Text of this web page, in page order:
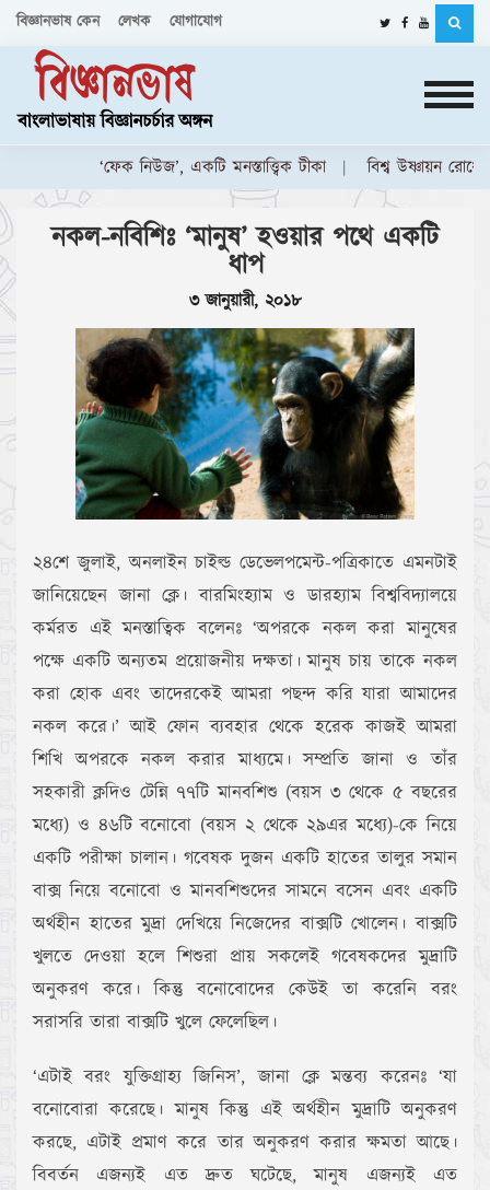
বিজ্ঞানভাষ কেন লেখক যোগাযোগ
‘ফেক নিউজ’, একটি মনস্তাত্ত্বিক টীকা বিশ্ব উষ্ণায়ন রোধে,
নকল-নবিশিঃ ‘মানুষ’ হওয়ার পথে একটি
ধাপ
৩ জানুয়ারী, ২০১৮
২৪শে জুলাই, অনলাইন চাইল্ড ডেভেলপমেন্ট-পত্রিকাতে এমনটাই
জানিয়েছেন জানা ক্লে। বারমিংহ্যাম ও ডারহ্যাম বিশ্ববিদ্যালয়ে
কর্মরত এই মনস্তাত্বিক বলেনঃ ‘অপরকে নকল করা মানুষের
পক্ষে একটি অন্যতম প্রয়োজনীয় দক্ষতা। মানুষ চায় তাকে নকল
করা হোক এবং তাদেরকেই আমরা পছন্দ করি যারা আমাদের
নকল করে।’ আই ফোন ব্যবহার থেকে হরেক কাজই আমরা
শিখি অপরকে নকল করার মাধ্যমে। সম্প্রতি জানা ও তাঁর
সহকারী ক্লদিও টেন্নি ৭৭টি মানবশিশু (বয়স ৩ থেকে ৫ বছরের
মধ্যে) ও ৪৬টি বনোবো (বয়স ২ থেকে ২৯এর মধ্যে)-কে নিয়ে
একটি পরীক্ষা চালান। গবেষক দুজন একটি হাতের তালুর সমান
বাক্স নিয়ে বনোবো ও মানবশিশুদের সামনে বসেন এবং একটি
অর্থহীন হাতের মুদ্রা দেখিয়ে নিজেদের বাক্সটি খোলেন। বাক্সটি
খুলতে দেওয়া হলে শিশুরা প্রায় সকলেই গবেষকদের মুদ্রাটি
অনুকরণ করে। কিন্তু বনোবোদের কেউই তা করেনি বরং
সরাসরি তারা বাক্সটি খুলে ফেলেছিল।
‘এটাই বরং যুক্তিগ্রাহ্য জিনিস’, জানা ক্লে মন্তব্য করেনঃ ‘যা
বনোবোরা করেছে। মানুষ কিন্তু এই অর্থহীন মুদ্রাটি অনুকরণ
করছে, এটাই প্রমাণ করে তার অনুকরণ করার ক্ষমতা আছে।
বিবর্তন এজন্যই এত দ্রুত ঘটেছে, মানুষ এজন্যই এত